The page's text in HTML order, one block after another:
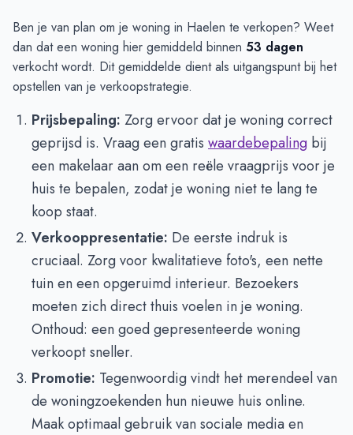
Ben je van plan om je woning in Haelen te verkopen? Weet
dan dat een woning hier gemiddeld binnen 53 dagen
verkocht wordt. Dit gemiddelde dient als uitgangspunt bij het
opstellen van je verkoopstrategie.
Prijsbepaling: Zorg ervoor dat je woning correct
geprijsd is. Vraag een gratis waardebepaling bij
een makelaar aan om een reële vraagprijs voor je
huis te bepalen, zodat je woning niet te lang te
koop staat.
Verkooppresentatie: De eerste indruk is
cruciaal. Zorg voor kwalitatieve foto's, een nette
tuin en een opgeruimd interieur. Bezoekers
moeten zich direct thuis voelen in je woning.
Onthoud: een goed gepresenteerde woning
verkoopt sneller.
Promotie: Tegenwoordig vindt het merendeel van
de woningzoekenden hun nieuwe huis online.
Maak optimaal gebruik van sociale media en